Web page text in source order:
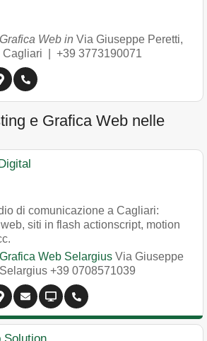
Web in Via Giuseppe Peretti,
Cagliari +39 3773190071
e Grafica Web nelle
di comunicazione a Cagliari:
siti in flash actionscript, motion
Web Selargius Via Giuseppe
Selargius +39 0708571039